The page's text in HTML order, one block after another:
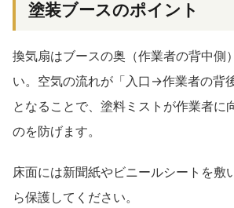
塗装ブースのポイント
換気扇はブースの奥（作業者の背中側
い。空気の流れが「入口→作業者の背
となることで、塗料ミストが作業者に
のを防げます。
床面には新聞紙やビニールシートを敷
ら保護してください。